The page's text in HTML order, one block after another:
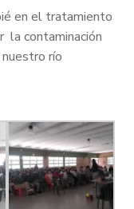
en el tratamiento
la contaminación
río